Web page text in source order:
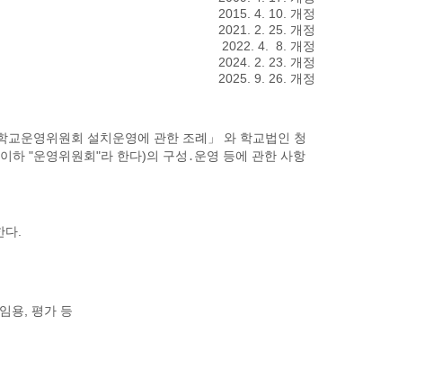
2015. 4. 10. 개정
2021. 2. 25. 개정
2022. 4. 8. 개정
2024. 2. 23. 개정
2025. 9. 26. 개정
운영위원회 설치운영에 관한 조례」 와 학교법인 청
하 "운영위원회"라 한다)의 구성․운영 등에 관한 사항
.
용, 평가 등